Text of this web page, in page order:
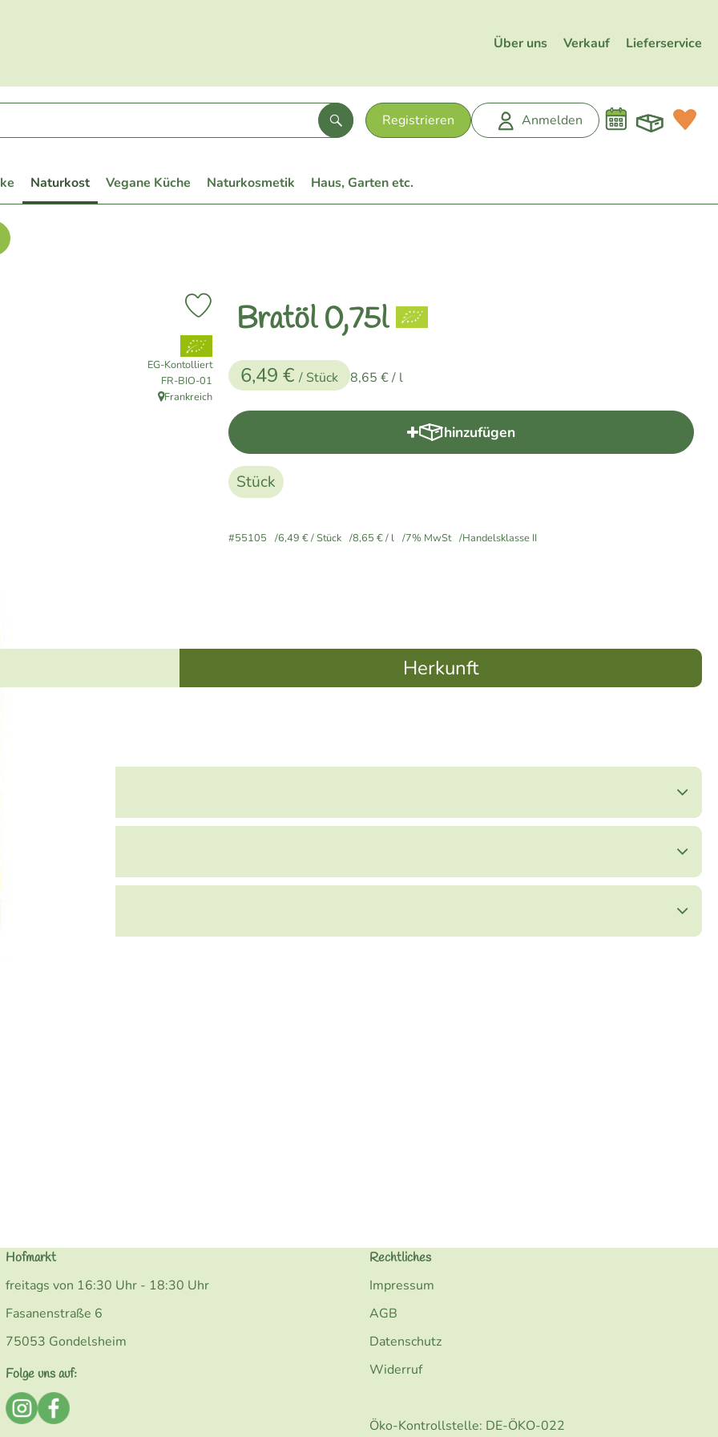
Über uns Verkauf Lieferservice
Registrieren Anmelden
Suchen
Naturkost Vegane Küche Naturkosmetik Haus, Garten etc.
Bratöl 0,75l
6,49 € / Stück 8,65 €/ l
Produkt zu Favouriten hinzufügen
, Verband:
EG-Kontolliert
, Kontrollstelle:
FR-BIO-01
, Herkunft:
Frankreich
hinzufügen
Produkt zum Warenkorb hinzufügen
Stück
#55105 6,49 €/ Stück 8,65 €/ l 7% MwSt Handelsklasse II
Herkunft
Hofmarkt
freitags von 16:30 Uhr - 18:30 Uhr
Fasanenstraße 6
75053 Gondelsheim
Folge uns auf:
Externer Link zu https://www.instagram.com/bio_kohlerkiste/
Externer Link zu https://www.facebook.com/KohlerKiste/
Rechtliches
Impressum
AGB
Datenschutz
Widerruf
Öko-Kontrollstelle: DE-ÖKO-022